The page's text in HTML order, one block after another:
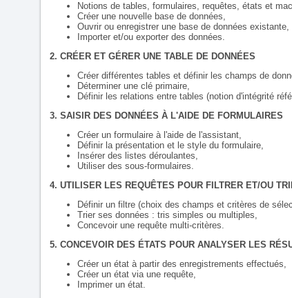
Notions de tables, formulaires, requêtes, états et
Créer une nouvelle base de données,
Ouvrir ou enregistrer une base de données existante,
Importer et/ou exporter des données.
2. CRÉER ET GÉRER UNE TABLE DE DONNÉES
Créer différentes tables et définir les champs de
Déterminer une clé primaire,
Définir les relations entre tables (notion d'intégrité
3. SAISIR DES DONNÉES À L'AIDE DE FORMULAIRES
Créer un formulaire à l'aide de l'assistant,
Définir la présentation et le style du formulaire,
Insérer des listes déroulantes,
Utiliser des sous-formulaires.
4. UTILISER LES REQUÊTES POUR FILTRER ET/OU
Définir un filtre (choix des champs et critères de
Trier ses données : tris simples ou multiples,
Concevoir une requête multi-critères.
5. CONCEVOIR DES ÉTATS POUR ANALYSER LES
Créer un état à partir des enregistrements effectués,
Créer un état via une requête,
Imprimer un état.